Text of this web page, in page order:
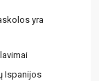
yra
Ispanijos